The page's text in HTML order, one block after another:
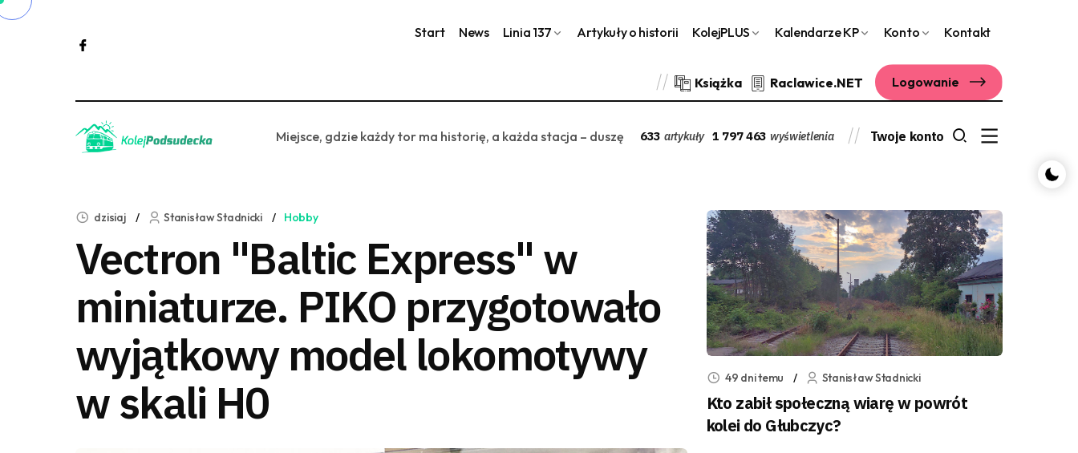
Start News Linia 137 Artykuły o historii KolejPLUS Kalendarze KP Konto Kontakt
Książka Raclawice.NET Logowanie
Miejsce, gdzie każdy tor ma historię, a każda stacja – duszę 633 artykuły 1 797 463 wyświetlenia Twoje konto
dzisiaj Stanisław Stadnicki Hobby
Vectron "Baltic Express" w
miniaturze. PIKO przygotowało
wyjątkowy model lokomotywy
w skali H0
49 dni temu Stanisław Stadnicki
Kto zabił społeczną wiarę w powrót
kolei do Głubczyc?